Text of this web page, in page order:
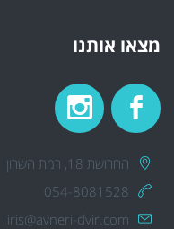
מצאו אותנו
החרושת 18, רמת השרון
054-8081528
iris@avneri-dvir.com